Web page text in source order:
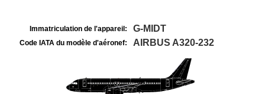
Immatriculation de l'appareil: G-MIDT
Code IATA du modèle d'aéronef: AIRBUS A320-232